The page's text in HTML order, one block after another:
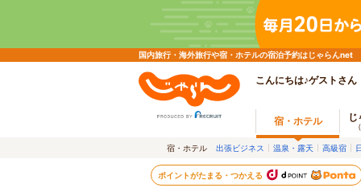
国内旅行・海外旅行や宿・ホテルの宿泊予約はじゃらんnet
こんにちは♪ゲストさん
宿・ホテル じ
宿・ホテル 出張ビジネス 温泉・露天 高級宿
ポイントがたまる・つかえる